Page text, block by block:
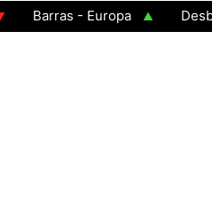
Barras - Europa